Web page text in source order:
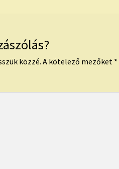
közzé. A kötelező mezőket *